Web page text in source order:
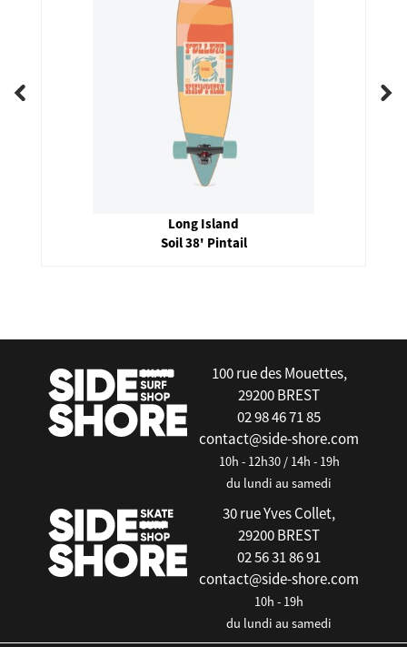
Long Island
Soil 38' Pintail
100 rue des Mouettes,
29200 BREST
02 98 46 71 85
contact@side-shore.com
10h - 12h30 / 14h - 19h
du lundi au samedi
30 rue Yves Collet,
29200 BREST
02 56 31 86 91
contact@side-shore.com
10h - 19h
du lundi au samedi